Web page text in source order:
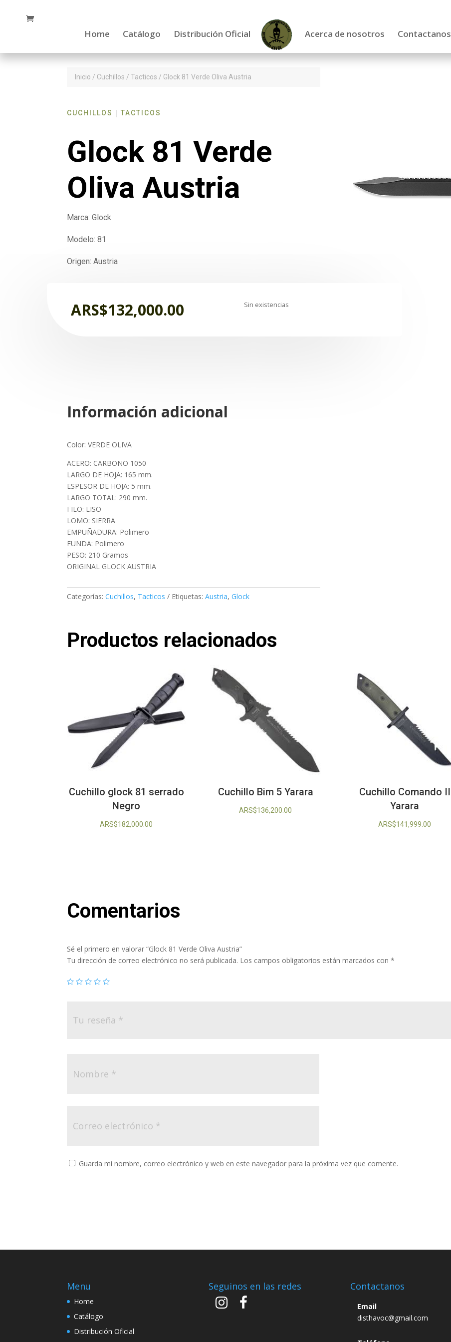
Home Catálogo Distribución Oficial Acerca de nosotros Contactanos
Inicio / Cuchillos /Tacticos / Glock 81 Verde Oliva Austria
CUCHILLOS |TACTICOS
Glock 81 Verde
Oliva Austria
Marca: Glock
Modelo: 81
Origen: Austria
ARS$132,000.00 Sin existencias
Información adicional
Color: VERDE OLIVA
ACERO: CARBONO 1050
LARGO DE HOJA: 165 mm.
ESPESOR DE HOJA: 5 mm.
LARGO TOTAL: 290 mm.
FILO: LISO
LOMO: SIERRA
EMPUÑADURA: Polimero
FUNDA: Polimero
PESO: 210 Gramos
ORIGINAL GLOCK AUSTRIA
Categorías:Cuchillos, Tacticos Etiquetas:Austria,Glock
Productos relacionados
Cuchillo glock 81 serrado
Negro
ARS$182,000.00
Cuchillo Bim 5 Yarara
ARS$136,200.00
Cuchillo Comando II
Yarara
ARS$141,999.00
Comentarios
Sé el primero en valorar “Glock 81 Verde Oliva Austria”
Tu dirección de correo electrónico no será publicada. Los campos obligatorios están marcados con*
Guarda mi nombre, correo electrónico y web en este navegador para la próxima vez que comente.
Menu
Home
Catálogo
Distribución Oficial
Seguinos en las redes Contactanos
Email
disthavoc@gmail.com